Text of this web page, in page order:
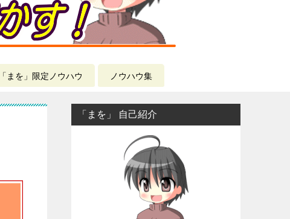
「まを」限定ノウハウ ノウハウ集
「まを」 自己紹介